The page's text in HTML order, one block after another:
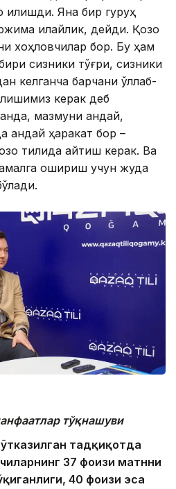
қилишди. Яна бир гуруҳ
қилайлик, дейди. Қозоқ
хоҳловчилар бор. Бу ҳам
сизники тўғри, сизники
келганча барчани қўллаб-
керак деб
мазмуни қандай,
қандай ҳаракат бор –
тилида айтиш керак. Ва
ошириш учун жуда
тўқнашуви
тадқиқотда
37 фоизи матнни
40 фоизи эса